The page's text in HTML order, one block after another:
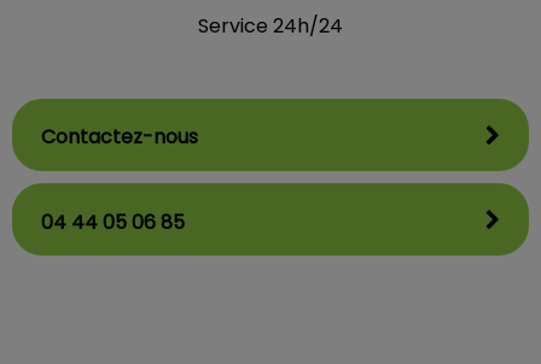
Service 24h/24
Contactez-nous
04 44 05 06 85